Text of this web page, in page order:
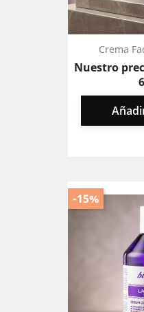
Crema
Nuestro
-15%